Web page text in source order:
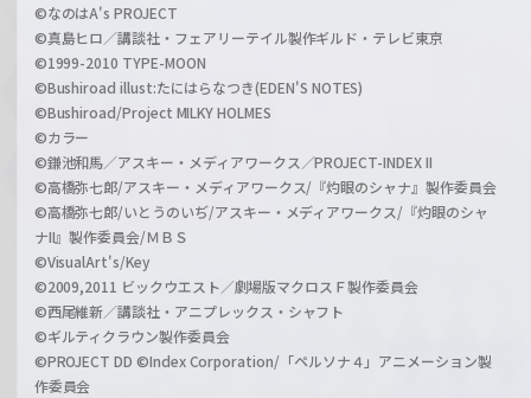
©なのはA's PROJECT
©真島ヒロ／講談社・フェアリーテイル製作ギルド・テレビ東京
©1999-2010 TYPE-MOON
©Bushiroad illust:たにはらなつき(EDEN'S NOTES)
©Bushiroad/Project MILKY HOLMES
©カラー
©鎌池和馬／アスキー・メディアワークス／PROJECT-INDEX II
©高橋弥七郎/アスキー・メディアワークス/『灼眼のシャナ』製作委員会
©高橋弥七郎/いとうのいぢ/アスキー・メディアワークス/『灼眼のシャ
ナII』製作委員会/ＭＢＳ
©VisualArt's/Key
©2009,2011 ビックウエスト／劇場版マクロスＦ製作委員会
©西尾維新／講談社・アニプレックス・シャフト
©ギルティクラウン製作委員会
©PROJECT DD ©Index Corporation/「ペルソナ４」アニメーション製
作委員会